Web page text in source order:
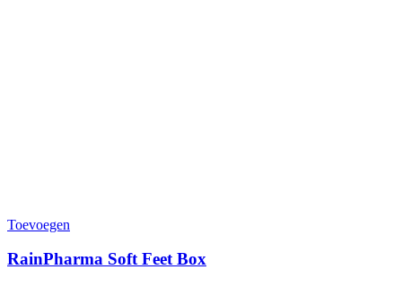
Toevoegen
RainPharma Soft Feet Box